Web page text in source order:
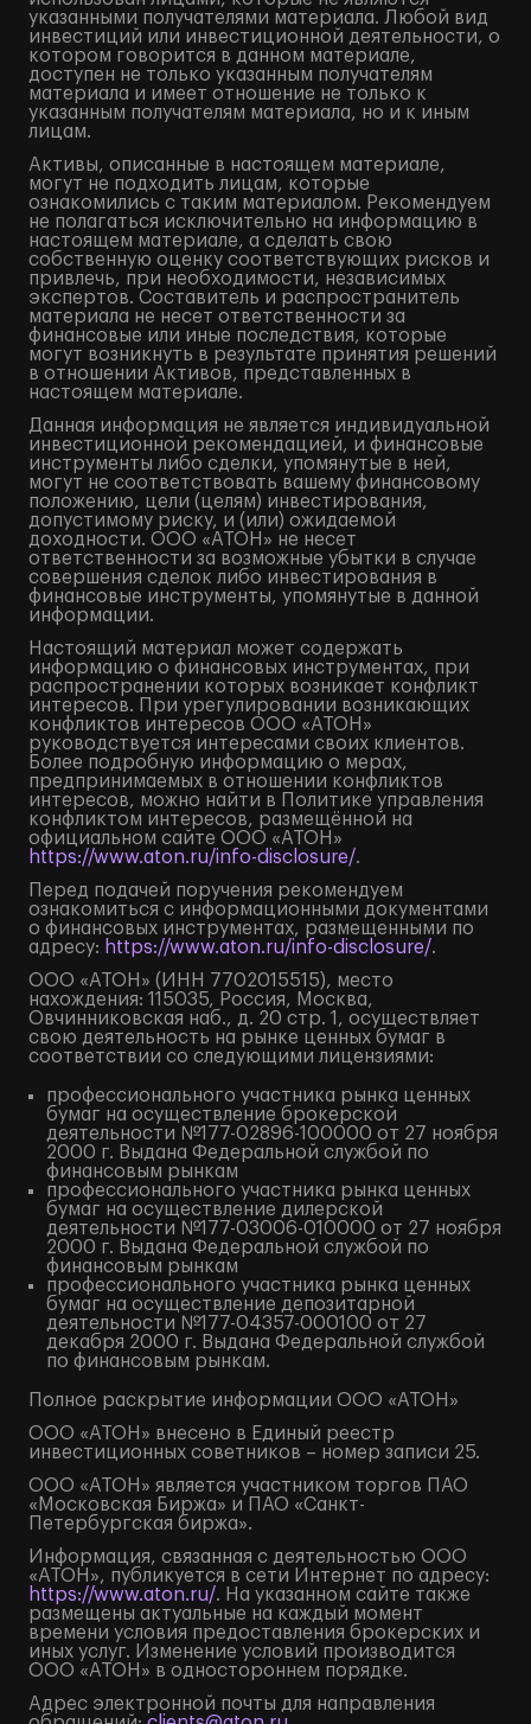
указанными получателями материала. Любой вид
инвестиций или инвестиционной деятельности, о
котором говорится в данном материале,
доступен не только указанным получателям
материала и имеет отношение не только к
указанным получателям материала, но и к иным
лицам.
Активы, описанные в настоящем материале,
могут не подходить лицам, которые
ознакомились с таким материалом. Рекомендуем
не полагаться исключительно на информацию в
настоящем материале, а сделать свою
собственную оценку соответствующих рисков и
привлечь, при необходимости, независимых
экспертов. Составитель и распространитель
материала не несет ответственности за
финансовые или иные последствия, которые
могут возникнуть в результате принятия решений
в отношении Активов, представленных в
настоящем материале.
Данная информация не является индивидуальной
инвестиционной рекомендацией, и финансовые
инструменты либо сделки, упомянутые в ней,
могут не соответствовать вашему финансовому
положению, цели (целям) инвестирования,
допустимому риску, и (или) ожидаемой
доходности. ООО «АТОН» не несет
ответственности за возможные убытки в случае
совершения сделок либо инвестирования в
финансовые инструменты, упомянутые в данной
информации.
Настоящий материал может содержать
информацию о финансовых инструментах, при
распространении которых возникает конфликт
интересов. При урегулировании возникающих
конфликтов интересов ООО «АТОН»
руководствуется интересами своих клиентов.
Более подробную информацию о мерах,
предпринимаемых в отношении конфликтов
интересов, можно найти в Политике управления
конфликтом интересов, размещённой на
официальном сайте ООО «АТОН»
https://www.aton.ru/info-disclosure/.
Перед подачей поручения рекомендуем
ознакомиться с информационными документами
о финансовых инструментах, размещенными по
адресу: https://www.aton.ru/info-disclosure/.
ООО «АТОН» (ИНН 7702015515), место
нахождения: 115035, Россия, Москва,
Овчинниковская наб., д. 20 стр. 1, осуществляет
свою деятельность на рынке ценных бумаг в
соответствии со следующими лицензиями:
профессионального участника рынка ценных
бумаг на осуществление брокерской
деятельности №177-02896-100000 от 27 ноября
2000 г. Выдана Федеральной службой по
финансовым рынкам
профессионального участника рынка ценных
бумаг на осуществление дилерской
деятельности №177-03006-010000 от 27 ноября
2000 г. Выдана Федеральной службой по
финансовым рынкам
профессионального участника рынка ценных
бумаг на осуществление депозитарной
деятельности №177-04357-000100 от 27
декабря 2000 г. Выдана Федеральной службой
по финансовым рынкам.
Полное раскрытие информации ООО «АТОН»
ООО «АТОН» внесено в Единый реестр
инвестиционных советников – номер записи 25.
ООО «АТОН» является участником торгов ПАО
«Московская Биржа» и ПАО «Санкт-
Петербургская биржа».
Информация, связанная с деятельностью ООО
«АТОН», публикуется в сети Интернет по адресу:
https://www.aton.ru/. На указанном сайте также
размещены актуальные на каждый момент
времени условия предоставления брокерских и
иных услуг. Изменение условий производится
ООО «АТОН» в одностороннем порядке.
Адрес электронной почты для направления